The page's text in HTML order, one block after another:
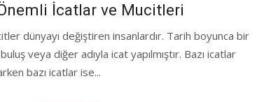
İcatlar ve Mucitleri
dünyayı değiştiren insanlardır. Tarih boyunca bir
veya diğer adıyla icat yapılmıştır. Bazı icatlar
bazı icatlar ise...